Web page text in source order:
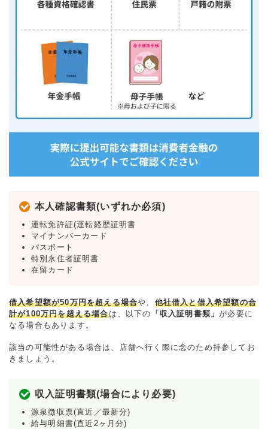
本人確認書類(いずれか必須)
運転免許証(運転経歴証明書
マイナンバーカード
パスポート
特別永住者証明書
在留カード
借入希望額が50万円を超える場合や、 他社借入と借入希望額の合
計が100万円を超える場合は、以下の 「収入証明書類」が必要に
なる場合もあります。
該当の可能性がある場合は、店舗へ行く際に念のため持参してお
きましょう。
収入証明書類(場合により必要)
源泉徴収票(直近／最新分)
給与明細書(直近2ヶ月分)